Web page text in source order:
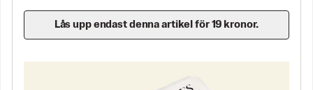
Lås upp endast denna artikel för 19 kronor.